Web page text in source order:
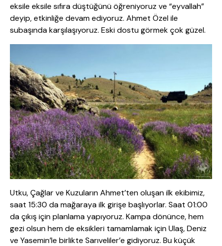
eksile eksile sıfıra düştüğünü öğreniyoruz ve “eyvallah”
deyip, etkinliğe devam ediyoruz. Ahmet Özel ile
subaşında karşılaşıyoruz. Eski dostu görmek çok güzel.
Utku, Çağlar ve Kuzuların Ahmet’ten oluşan ilk ekibimiz,
saat 15:30 da mağaraya ilk girişe başlıyorlar. Saat 01:00
da çıkış için planlama yapıyoruz. Kampa dönünce, hem
gezi olsun hem de eksikleri tamamlamak için Ulaş, Deniz
ve Yasemin’le birlikte Sarıveliler’e gidiyoruz. Bu küçük